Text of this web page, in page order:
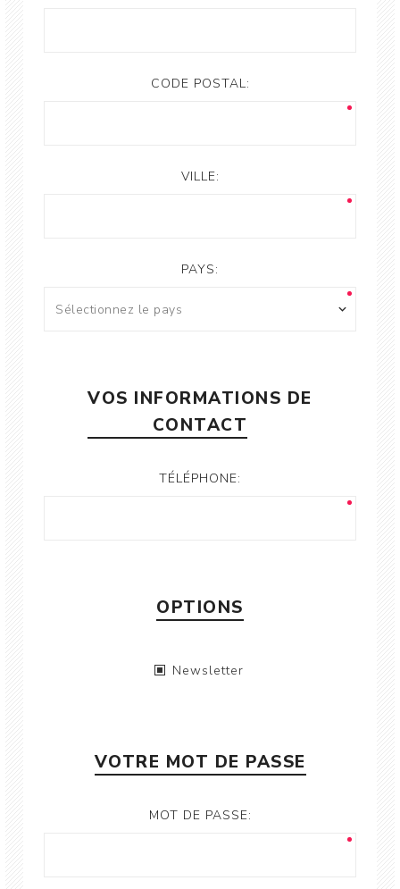
CODE POSTAL:
VILLE:
PAYS:
VOS INFORMATIONS DE
CONTACT
TÉLÉPHONE:
OPTIONS
Newsletter
VOTRE MOT DE PASSE
MOT DE PASSE: